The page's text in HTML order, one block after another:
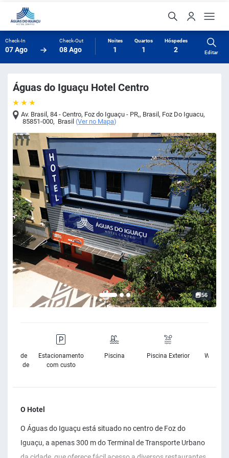
Check-In
07 Ago
Check-Out
08 Ago
Noites
1
Quartos
1
Hóspedes
2 Editar
Águas do Iguaçu Hotel Centro
Av. Brasil, 84 - Centro, Foz do Iguaçu - PR,, Brasil, Foz Do Iguacu,
85851-000, Brasil (Ver no Mapa)
56
de
Estacionamento
com custo
Piscina Piscina Exterior Wifi
O Hotel
O Águas do Iguaçu está situado no centro de Foz do
Iguaçu, a apenas 300 m do Terminal de Transporte Urbano